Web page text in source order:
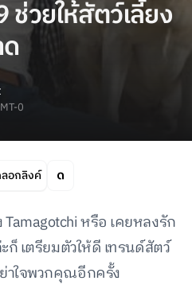
วยให้สัตว์เลี้ยง
0
อกลิงค์
หรือ เคยหลงรัก
ก็ เตรียมตัวให้ดี เทรนด์สัตว์
าใจพวกคุณอีกครั้ง